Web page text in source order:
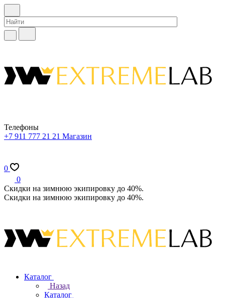
Телефоны
+7 911 777 21 21 Магазин
0
0
Скидки на зимнюю экипировку до 40%.
Скидки на зимнюю экипировку до 40%.
Каталог
Назад
Каталог